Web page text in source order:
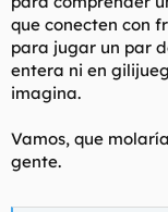
que conecten con
para jugar un par
entera ni en
imagina.
Vamos, que
gente.